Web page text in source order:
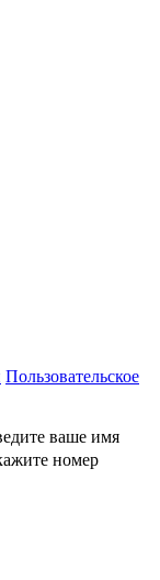
Пользовательское
ваше имя
номер